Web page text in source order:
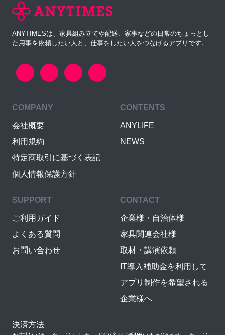
ANYTIMESは、家具組み立てや配送、家事などの日常のちょっとし
た用事を依頼したい人と、仕事をしたい人をつなげるアプリです。
COMPANY
会社概要
利用規約
特定商取引に基づく表記
個人情報保護方針
CONTENTS
ANYLIFE
NEWS
SUPPORT
ご利用ガイド
よくある質問
お問い合わせ
CONTACT
企業様・自治体様
家具関連会社様
取材・講演依頼
IT導入補助金を利用して
アプリ制作を希望される
企業様へ
決済方法